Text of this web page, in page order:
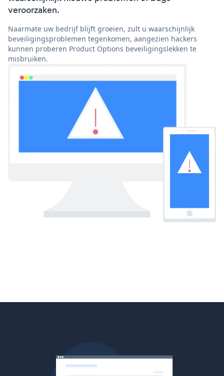
veroorzaken.
Naarmate uw bedrijf blijft groeien, zult u waarschijnlijk
beveiligingsproblemen tegenkomen, aangezien hackers
kunnen proberen Product Options beveiligingslekken te
misbruiken.